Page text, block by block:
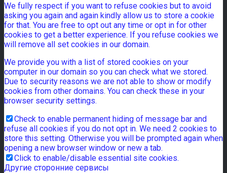
We fully respect if you want to refuse cookies but to avoid
asking you again and again kindly allow us to store a cookie
for that. You are free to opt out any time or opt in for other
cookies to get a better experience. If you refuse cookies we
will remove all set cookies in our domain.
We provide you with a list of stored cookies on your
computer in our domain so you can check what we stored.
Due to security reasons we are not able to show or modify
cookies from other domains. You can check these in your
browser security settings.
Check to enable permanent hiding of message bar and
refuse all cookies if you do not opt in. We need 2 cookies to
store this setting. Otherwise you will be prompted again when
opening a new browser window or new a tab.
Click to enable/disable essential site cookies.
Другие сторонние сервисы